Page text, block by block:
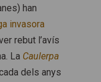
han
invasora
rebut l’avís
La Caulerpa
dels anys